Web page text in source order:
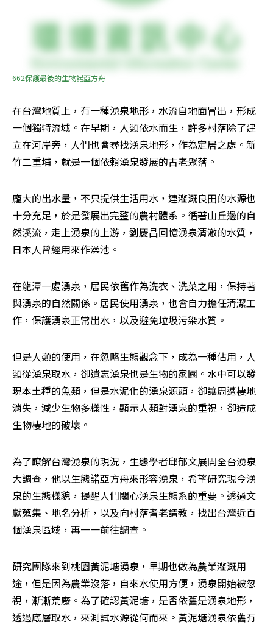
662保護最後的生物諾亞方舟
在台灣地質上，有一種湧泉地形，水流自地面冒出，形成
一個獨特流域。在早期，人類依水而生，許多村落除了建
立在河岸旁，人們也會尋找湧泉地形，作為定居之處。新
竹二重埔，就是一個依賴湧泉發展的古老聚落。
龐大的出水量，不只提供生活用水，連灌溉良田的水源也
十分充足，於是發展出完整的農村體系。循著山丘邊的自
然溪流，走上湧泉的上游，劉慶昌回憶湧泉清澈的水質，
日本人曾經用來作澡池。
在龍潭一處湧泉，居民依舊作為洗衣、洗菜之用，保持著
與湧泉的自然關係。居民使用湧泉，也會自力擔任清潔工
作，保護湧泉正常出水，以及避免垃圾污染水質。
但是人類的使用，在忽略生態觀念下，成為一種佔用，人
類從湧泉取水，卻遺忘湧泉也是生物的家園。水中可以發
現本土種的魚類，但是水泥化的湧泉源頭，卻讓周遭棲地
消失，減少生物多樣性，顯示人類對湧泉的重視，卻造成
生物棲地的破壞。
為了瞭解台灣湧泉的現況，生態學者邱郁文展開全台湧泉
大調查，他以生態諾亞方舟來形容湧泉，希望研究現今湧
泉的生態樣貌，提醒人們關心湧泉生態系的重要。透過文
獻蒐集、地名分析，以及向村落耆老請教，找出台灣近百
個湧泉區域，再一一前往調查。
研究團隊來到桃園黃泥塘湧泉，早期也做為農業灌溉用
途，但是因為農業沒落，自來水使用方便，湧泉開始被忽
視，漸漸荒廢。為了確認黃泥塘，是否依舊是湧泉地形，
透過底層取水，來測試水源從何而來。黃泥塘湧泉依舊有